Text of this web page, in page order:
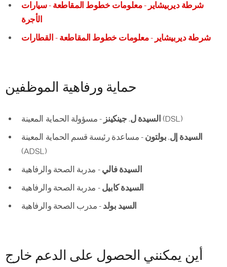
شرطة ديربيشاير - معلومات خطوط المقاطعة - سيارات
الأجرة
شرطة ديربيشاير - معلومات خطوط المقاطعة - القطارات
حماية ورفاهية الموظفين
السيدة ل. جينكينز - مسؤولة الحماية المعينة (DSL)
السيدة إل. بولتون - مساعدة رئيسة قسم الحماية المعينة
(ADSL)
السيدة فالي - مدربة الصحة والرفاهية
السيدة كابيل - مدربة الصحة والرفاهية
السيد بولد - مدرب الصحة والرفاهية
أين يمكنني الحصول على الدعم خارج